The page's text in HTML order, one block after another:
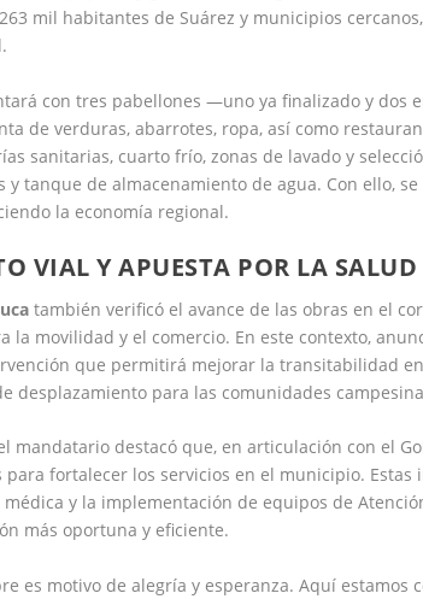
mil habitantes de Suárez y municipios
con tres pabellones —uno ya finalizado y dos
de verduras, abarrotes, ropa, así como
sanitarias, cuarto frío, zonas de lavado y
y tanque de almacenamiento de agua. Con ello,
la economía regional.
VIAL Y APUESTA POR LA SALUD
también verificó el avance de las obras en el
la movilidad y el comercio. En este contexto,
que permitirá mejorar la transitabilidad
desplazamiento para las comunidades
mandatario destacó que, en articulación con el
para fortalecer los servicios en el municipio.
y la implementación de equipos de
más oportuna y eficiente.
es motivo de alegría y esperanza. Aquí